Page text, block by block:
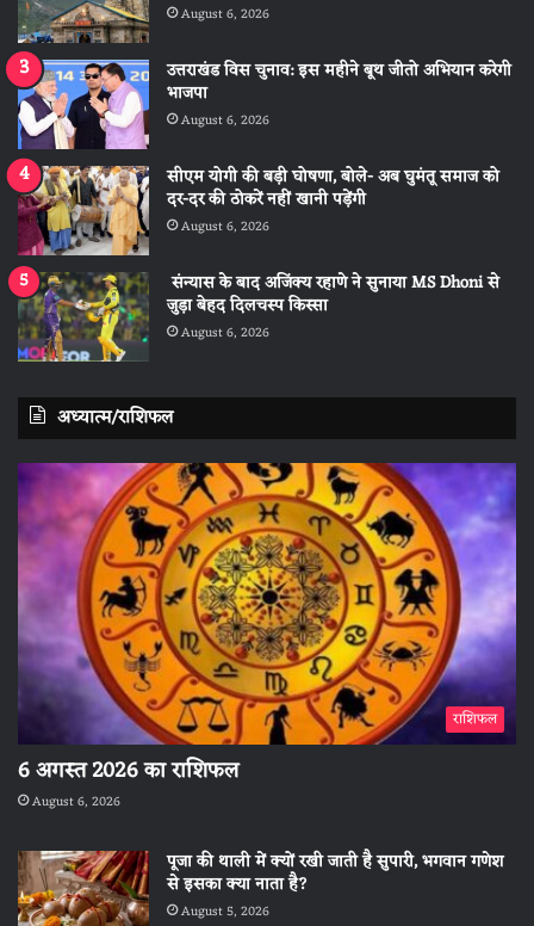
August 6, 2026
उत्तराखंड विस चुनाव: इस महीने बूथ जीतो अभियान करेगी
भाजपा
August 6, 2026
सीएम योगी की बड़ी घोषणा, बोले- अब घुमंतू समाज को
दर-दर की ठोकरें नहीं खानी पड़ेंगी
August 6, 2026
संन्यास के बाद अजिंक्‍य रहाणे ने सुनाया MS Dhoni से
जुड़ा बेहद दिलचस्प किस्सा
August 6, 2026
अध्यात्म/राशिफल
राशिफल
6 अगस्त 2026 का राशिफल
August 6, 2026
पूजा की थाली में क्यों रखी जाती है सुपारी, भगवान गणेश
से इसका क्या नाता है?
August 5, 2026